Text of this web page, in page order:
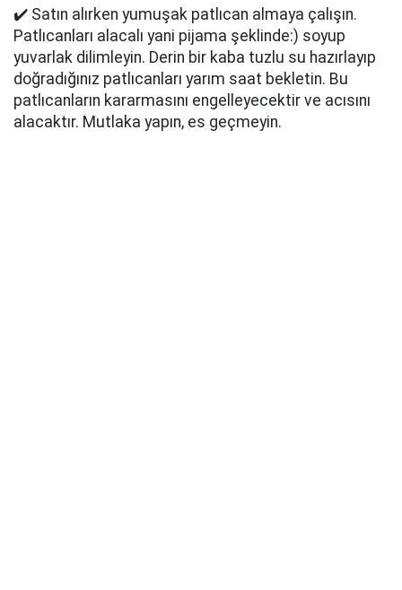
✔️ Satın alırken yumuşak patlıcan almaya çalışın.
Patlıcanları alacalı yani pijama şeklinde:) soyup
yuvarlak dilimleyin. Derin bir kaba tuzlu su hazırlayıp
doğradığınız patlıcanları yarım saat bekletin. Bu
patlıcanların kararmasını engelleyecektir ve acısını
alacaktır. Mutlaka yapın, es geçmeyin.